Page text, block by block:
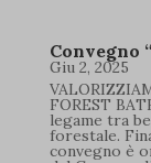
Convegno
Giu 2, 2025
FOREST
legame tra
forestale.
convegno è